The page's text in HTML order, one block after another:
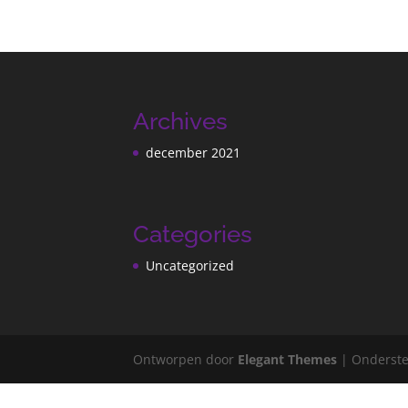
Archives
december 2021
Categories
Uncategorized
Ontworpen door Elegant Themes |